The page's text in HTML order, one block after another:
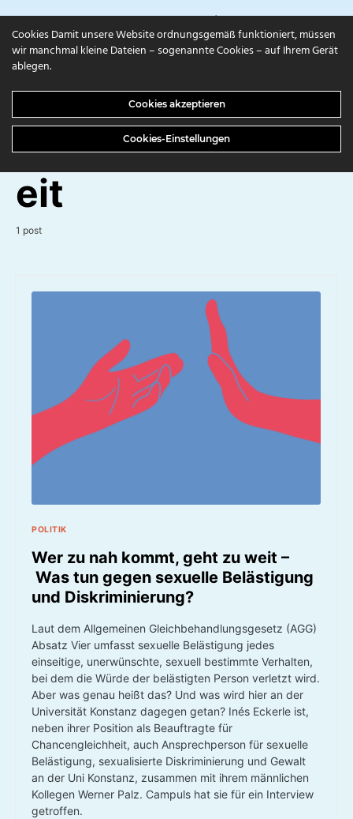
campuls.online
Chancengleichh
eit
1 post
POLITIK
Wer zu nah kommt, geht zu weit –
Was tun gegen sexuelle Belästigung
und Diskriminierung?
Laut dem Allgemeinen Gleichbehandlungsgesetz (AGG)
Absatz Vier umfasst sexuelle Belästigung jedes
einseitige, unerwünschte, sexuell bestimmte Verhalten,
bei dem die Würde der belästigten Person verletzt wird.
Aber was genau heißt das? Und was wird hier an der
Universität Konstanz dagegen getan? Inés Eckerle ist,
neben ihrer Position als Beauftragte für
Chancengleichheit, auch Ansprechperson für sexuelle
Belästigung, sexualisierte Diskriminierung und Gewalt
an der Uni Konstanz, zusammen mit ihrem männlichen
Kollegen Werner Palz. Campuls hat sie für ein Interview
getroffen.
Cookies Damit unsere Website ordnungsgemäß funktioniert, müssen
wir manchmal kleine Dateien – sogenannte Cookies – auf Ihrem Gerät
ablegen.
Cookies akzeptieren
Cookies-Einstellungen